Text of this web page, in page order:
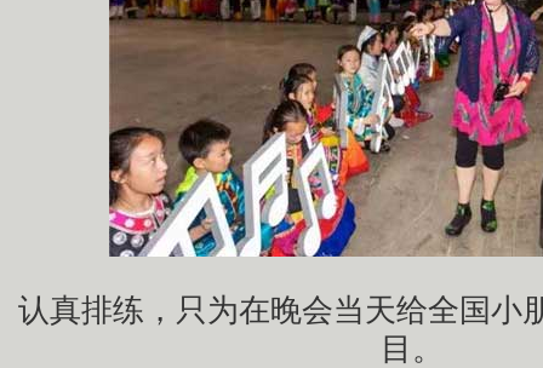
认真排练，只为在晚会当天给全国小
目。